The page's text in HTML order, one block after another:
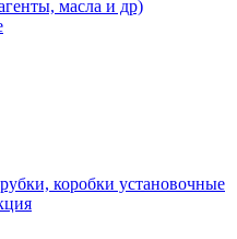
масла и др)
коробки установочные